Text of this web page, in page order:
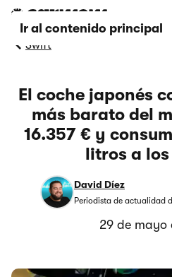
Ir al contenido principal
Swift
El coche japonés
más barato del
16.357 € y
litros a los
David Díez
Periodista de actualidad
29 de mayo